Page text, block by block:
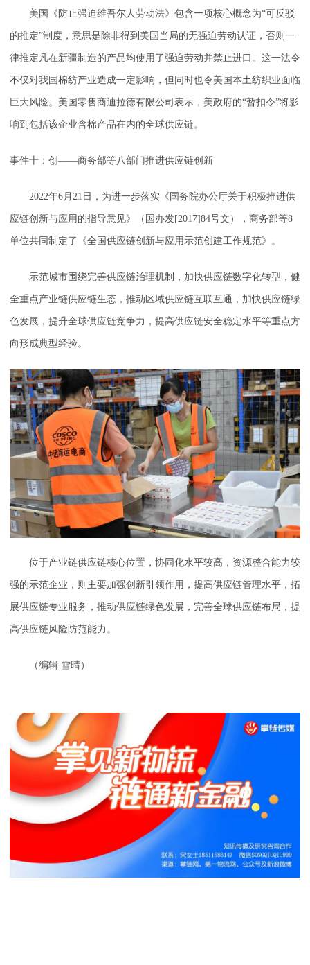
美国《防止强迫维吾尔人劳动法》包含一项核心概念为“可反驳
的推定”制度，意思是除非得到美国当局的无强迫劳动认证，否则一
律推定凡在新疆制造的产品均使用了强迫劳动并禁止进口。这一法令
不仅对我国棉纺产业造成一定影响，但同时也令美国本土纺织业面临
巨大风险。美国零售商迪拉德有限公司表示，美政府的“暂扣令”将影
响到包括该企业含棉产品在内的全球供应链。
事件十：创——商务部等八部门推进供应链创新
2022年6月21日，为进一步落实《国务院办公厅关于积极推进供
应链创新与应用的指导意见》（国办发[2017]84号文），商务部等8
单位共同制定了《全国供应链创新与应用示范创建工作规范》。
示范城市围绕完善供应链治理机制，加快供应链数字化转型，健
全重点产业链供应链生态，推动区域供应链互联互通，加快供应链绿
色发展，提升全球供应链竞争力，提高供应链安全稳定水平等重点方
向形成典型经验。
位于产业链供应链核心位置，协同化水平较高，资源整合能力较
强的示范企业，则主要加强创新引领作用，提高供应链管理水平，拓
展供应链专业服务，推动供应链绿色发展，完善全球供应链布局，提
高供应链风险防范能力。
（编辑 雪晴）